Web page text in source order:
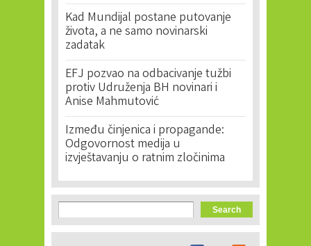
Kad Mundijal postane putovanje
života, a ne samo novinarski
zadatak
EFJ pozvao na odbacivanje tužbi
protiv Udruženja BH novinari i
Anise Mahmutović
Između činjenica i propagande:
Odgovornost medija u
izvještavanju o ratnim zločinima
Search form
Search